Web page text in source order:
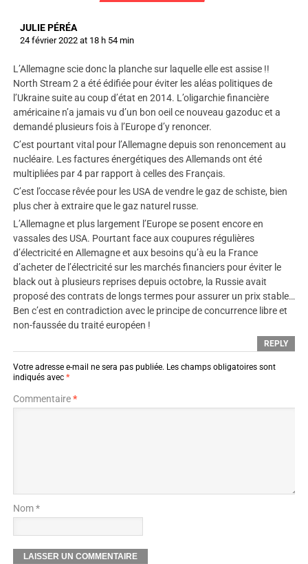
JULIE PÉRÉA
24 février 2022 at 18 h 54 min
L’Allemagne scie donc la planche sur laquelle elle est assise !!
North Stream 2 a été édifiée pour éviter les aléas politiques de
l’Ukraine suite au coup d’état en 2014. L’oligarchie financière
américaine n’a jamais vu d’un bon oeil ce nouveau gazoduc et a
demandé plusieurs fois à l’Europe d’y renoncer.
C’est pourtant vital pour l’Allemagne depuis son renoncement au
nucléaire. Les factures énergétiques des Allemands ont été
multipliées par 4 par rapport à celles des Français.
C’est l’occase rêvée pour les USA de vendre le gaz de schiste, bien
plus cher à extraire que le gaz naturel russe.
L’Allemagne et plus largement l’Europe se posent encore en
vassales des USA. Pourtant face aux coupures régulières
d’électricité en Allemagne et aux besoins qu’à eu la France
d’acheter de l’électricité sur les marchés financiers pour éviter le
black out à plusieurs reprises depuis octobre, la Russie avait
proposé des contrats de longs termes pour assurer un prix stable…
Ben c’est en contradiction avec le principe de concurrence libre et
non-faussée du traité européen !
REPLY
Votre adresse e-mail ne sera pas publiée. Les champs obligatoires sont
indiqués avec *
Commentaire*
Nom *